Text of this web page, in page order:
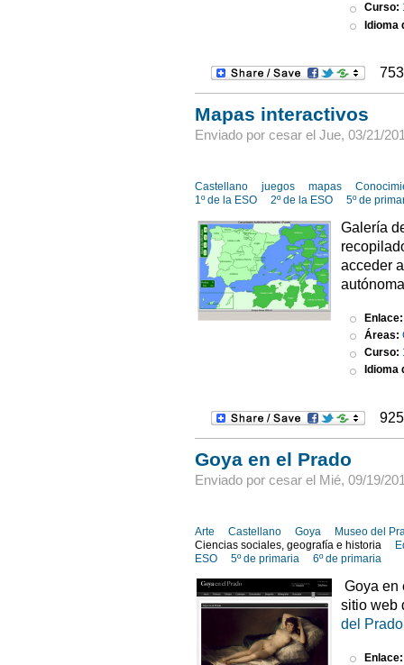
Curso:
Idioma
Mapas interactivos
Enviado por cesar el Jue, 03/21/
Castellano juegos mapas
1º de la ESO
2º de la ESO 5º de
Galería
acceder
Áreas:
Curso:
Goya en el Prado
Enviado por cesar el Mié, 09/19/
Arte Castellano Goya
Museo del
Ciencias sociales, geografía e historia
ESO
5º de primaria 6º de primaria
Goya en
sitio web
del Prado